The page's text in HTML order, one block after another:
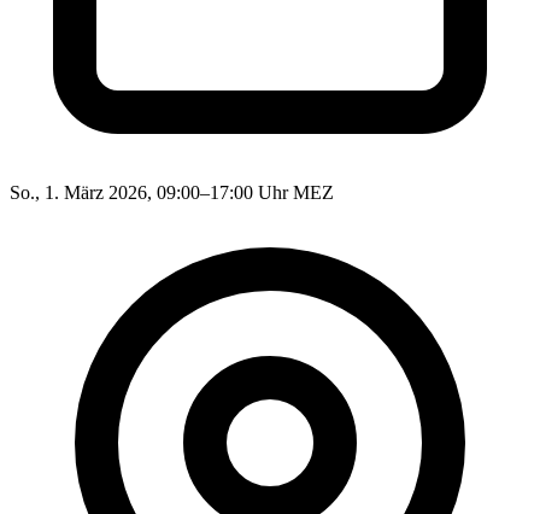
So., 1. März 2026, 09:00–17:00 Uhr MEZ